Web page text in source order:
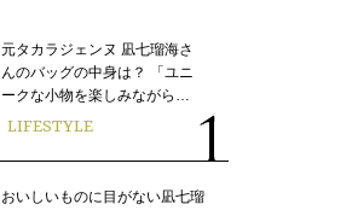
元タカラジェンヌ 凪七瑠海さ
んのバッグの中身は？ 「ユニ
ークな小物を楽しみながら…
LIFESTYLE
おいしいものに目がない凪七瑠